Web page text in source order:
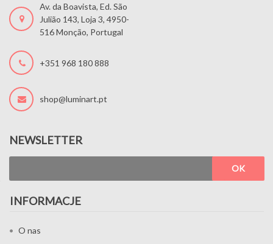
Av. da Boavista, Ed. São
Julião 143, Loja 3, 4950-
516 Monção, Portugal
+351 968 180 888
shop@luminart.pt
NEWSLETTER
OK
INFORMACJE
O nas